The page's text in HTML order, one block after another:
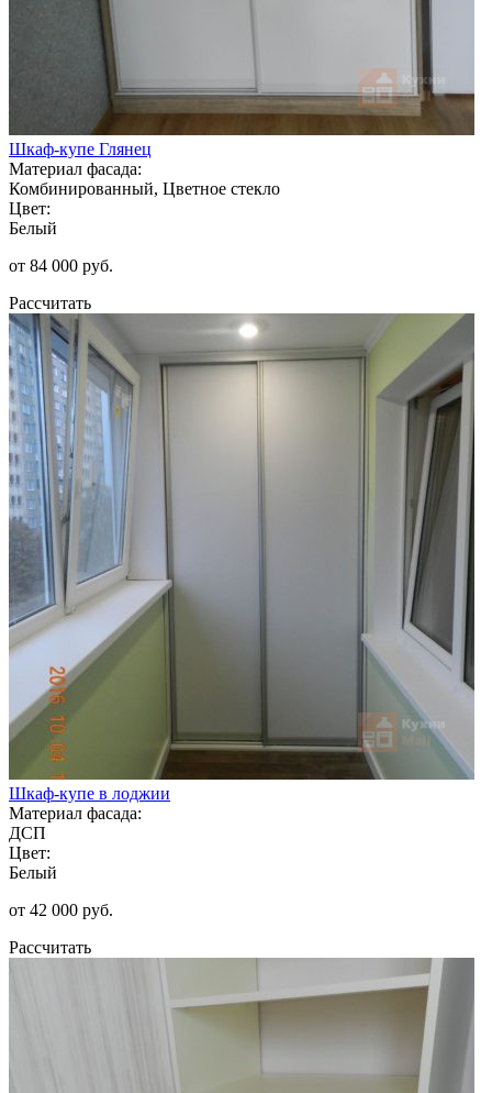
Шкаф-купе Глянец
Материал фасада:
Комбинированный, Цветное стекло
Цвет:
Белый
от 84 000 руб.
Рассчитать
Шкаф-купе в лоджии
Материал фасада:
ДСП
Цвет:
Белый
от 42 000 руб.
Рассчитать